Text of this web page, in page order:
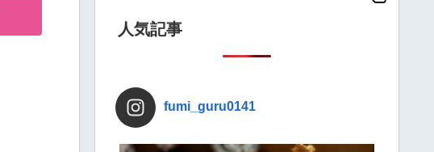
人気記事
fumi_guru0141